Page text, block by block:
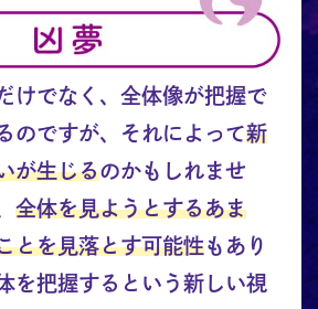
けでなく、全体像が把握で
のですが、それによって新
が生じるのかもしれませ
全体を見ようとするあま
とを見落とす可能性もあり
を把握するという新しい視